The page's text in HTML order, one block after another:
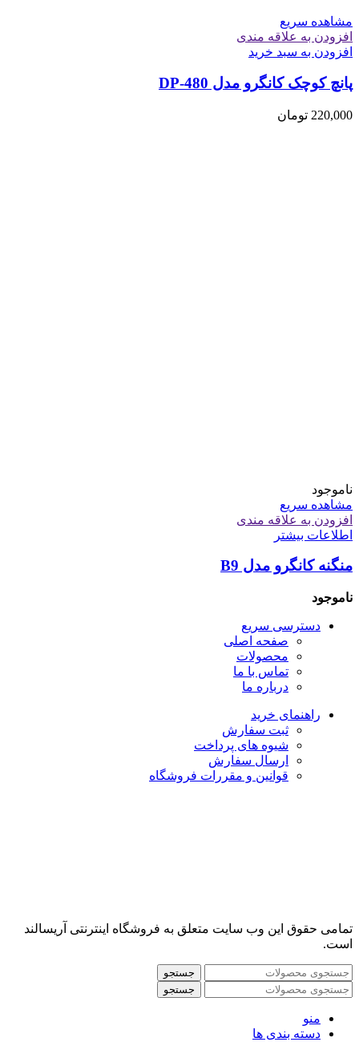
مشاهده سریع
افزودن به علاقه مندی
افزودن به سبد خرید
پانچ کوچک کانگرو مدل DP-480
220,000 تومان
ناموجود
مشاهده سریع
افزودن به علاقه مندی
اطلاعات بیشتر
منگنه کانگرو مدل B9
ناموجود
دسترسی سریع
صفحه اصلی
محصولات
تماس با ما
درباره ما
راهنمای خرید
ثبت سفارش
شیوه های پرداخت
ارسال سفارش
قوانین و مقررات فروشگاه
تمامی حقوق این وب سایت متعلق به فروشگاه اینترنتی آریسالند
است.
جستجو
جستجو
منو
دسته بندی ها